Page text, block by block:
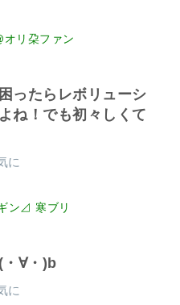
リ朶ファン
ったらレボリューシ
ね！でも初々しくて
に
ン⊿ 寒ブリ
・∀・)b
に